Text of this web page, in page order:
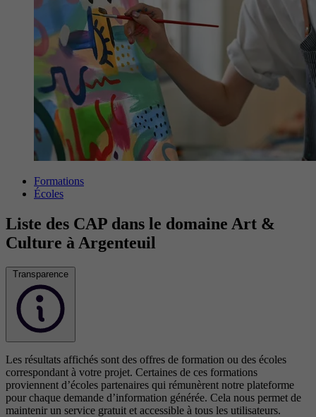
Formations
Écoles
Liste des CAP dans le domaine Art &
Culture à Argenteuil
Transparence
Les résultats affichés sont des offres de formation ou des écoles
correspondant à votre projet. Certaines de ces formations
proviennent d’écoles partenaires qui rémunèrent notre plateforme
pour chaque demande d’information générée. Cela nous permet de
maintenir un service gratuit et accessible à tous les utilisateurs.